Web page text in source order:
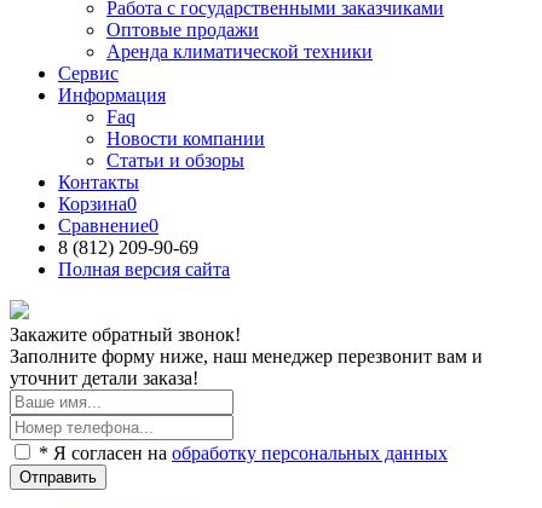
Работа с государственными заказчиками
Оптовые продажи
Аренда климатической техники
Сервис
Информация
Faq
Новости компании
Статьи и обзоры
Контакты
Корзина0
Сравнение0
8 (812) 209-90-69
Полная версия сайта
Закажите обратный звонок!
Заполните форму ниже, наш менеджер перезвонит вам и
уточнит детали заказа!
* Я согласен на обработку персональных данных
Отправить